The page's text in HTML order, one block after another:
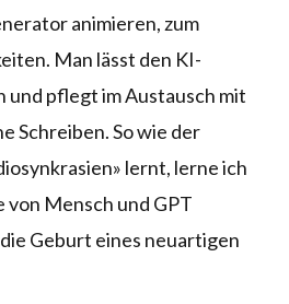
animieren, zum
Man lässt den KI-
und pflegt im Austausch mit
Schreiben. So wie der
lernt, lerne ich
von Mensch und GPT
Geburt eines neuartigen